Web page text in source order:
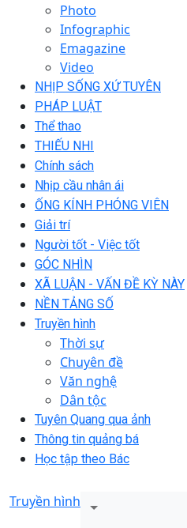
Photo
Infographic
Emagazine
Video
NHỊP SỐNG XỨ TUYÊN
PHÁP LUẬT
Thể thao
THIẾU NHI
Chính sách
Nhịp cầu nhân ái
ỐNG KÍNH PHÓNG VIÊN
Giải trí
Người tốt - Việc tốt
GÓC NHÌN
XÃ LUẬN - VẤN ĐỀ KỲ NÀY
NỀN TẢNG SỐ
Truyền hình
Thời sự
Chuyên đề
Văn nghệ
Dân tộc
Tuyên Quang qua ảnh
Thông tin quảng bá
Học tập theo Bác
Truyền hình